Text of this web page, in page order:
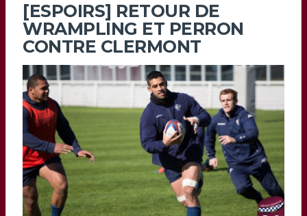
[ESPOIRS] RETOUR DE
WRAMPLING ET PERRON
CONTRE CLERMONT